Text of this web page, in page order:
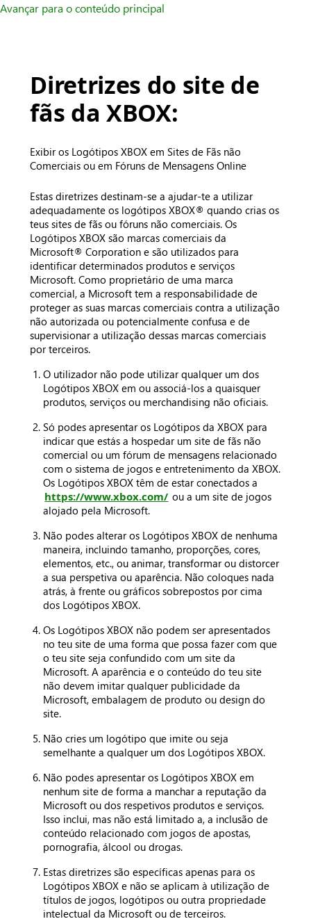
Avançar para o conteúdo principal
Diretrizes do site de
fãs da XBOX:
Exibir os Logótipos XBOX em Sites de Fãs não
Comerciais ou em Fóruns de Mensagens Online
Estas diretrizes destinam-se a ajudar-te a utilizar
adequadamente os logótipos XBOX® quando crias os
teus sites de fãs ou fóruns não comerciais. Os
Logótipos XBOX são marcas comerciais da
Microsoft® Corporation e são utilizados para
identificar determinados produtos e serviços
Microsoft. Como proprietário de uma marca
comercial, a Microsoft tem a responsabilidade de
proteger as suas marcas comerciais contra a utilização
não autorizada ou potencialmente confusa e de
supervisionar a utilização dessas marcas comerciais
por terceiros.
O utilizador não pode utilizar qualquer um dos
Logótipos XBOX em ou associá-los a quaisquer
produtos, serviços ou merchandising não oficiais.
Só podes apresentar os Logótipos da XBOX para
indicar que estás a hospedar um site de fãs não
comercial ou um fórum de mensagens relacionado
com o sistema de jogos e entretenimento da XBOX.
Os Logótipos XBOX têm de estar conectados a
https://www.xbox.com/ ou a um site de jogos
alojado pela Microsoft.
Não podes alterar os Logótipos XBOX de nenhuma
maneira, incluindo tamanho, proporções, cores,
elementos, etc., ou animar, transformar ou distorcer
a sua perspetiva ou aparência. Não coloques nada
atrás, à frente ou gráficos sobrepostos por cima
dos Logótipos XBOX.
Os Logótipos XBOX não podem ser apresentados
no teu site de uma forma que possa fazer com que
o teu site seja confundido com um site da
Microsoft. A aparência e o conteúdo do teu site
não devem imitar qualquer publicidade da
Microsoft, embalagem de produto ou design do
site.
Não cries um logótipo que imite ou seja
semelhante a qualquer um dos Logótipos XBOX.
Não podes apresentar os Logótipos XBOX em
nenhum site de forma a manchar a reputação da
Microsoft ou dos respetivos produtos e serviços.
Isso inclui, mas não está limitado a, a inclusão de
conteúdo relacionado com jogos de apostas,
pornografia, álcool ou drogas.
Estas diretrizes são específicas apenas para os
Logótipos XBOX e não se aplicam à utilização de
títulos de jogos, logótipos ou outra propriedade
intelectual da Microsoft ou de terceiros.